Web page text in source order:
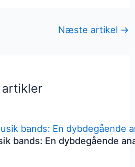
Næste artikel →
artikler
bands: En dybdegående